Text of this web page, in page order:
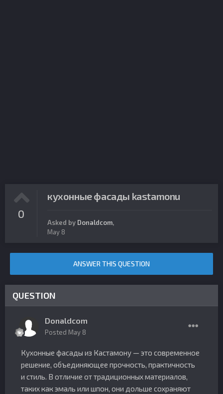
0
кухонные фасады kastamonu
Asked by Donaldcom,
May 8
ANSWER THIS QUESTION
QUESTION
Donaldcom
Posted May 8
Кухонные фасады из Кастамону — это современное
решение, объединяющее прочность, практичность
и стиль. В отличие от традиционных материалов,
таких как эмаль или шпон, они дольше сохраняют